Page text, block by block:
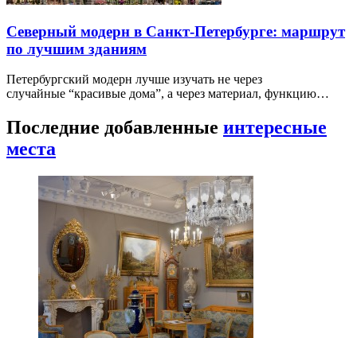
Северный модерн в Санкт-Петербурге: маршрут
по лучшим зданиям
Петербургский модерн лучше изучать не через
случайные “красивые дома”, а через материал, функцию…
Последние добавленные интересные
места